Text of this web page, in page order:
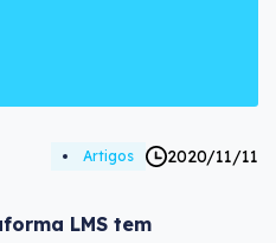
Artigos 2020/11/11
LMS tem